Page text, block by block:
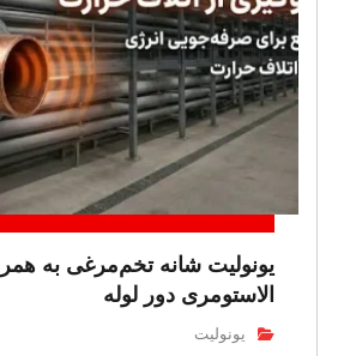
یونولیت شانه تخم‌مرغی به
الاستومری دور لوله
یونولیت